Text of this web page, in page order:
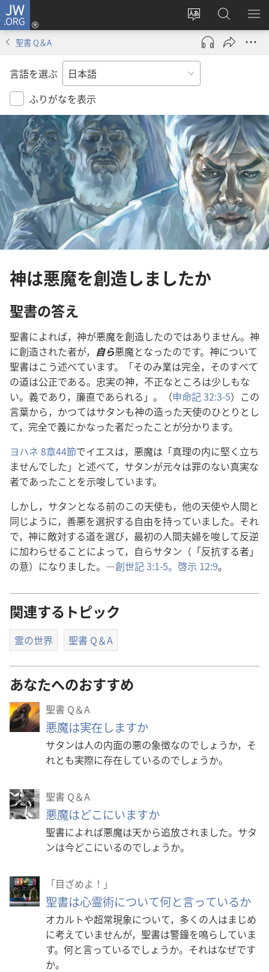
JW.ORG
サ
イ
ト
の
言
を
変
え
る
ロ
グ
ン
し
タ
ブ
で
開
く）
JW.ORG
の
検
メ
を
聖書 Q＆A
言語を選ぶ
ふりがなを表示
神は悪魔を創造しましたか
聖書の答え
聖書によれば， 神が悪魔を創造したのではありません。 神
に創造された者が， 自ら悪魔となったのです。 神について
聖書はこう述べています。「そのみ業は完全，そのすべて
の道は公正である。 忠実の神， 不正なところは少しもな
い。 義であり， 廉直であられる」。（申命記32:3-5）この
言葉から，かつてはサタンも神の造った天使のひとりとし
て， 完全で義にかなった者だったことが分かります。
ヨハネ 8章44節でイエスは， 悪魔は「真理の内に堅く 立ち
ませんでした」と述べて，サタンが元々は罪のない真実な
者であったことを示唆しています。
しかし，サタンとなる前のこの天使も， 他の天使や人間と
同じように， 善悪を選択する自由を持っていました。それ
で， 神に敵対する道を選び， 最初の人間夫婦を唆して反逆
に加わらせることによって， 自 らサタン（「反抗する者」
の意）になりました。―創世記3:1-5。 啓示 12:9。
関連するトピック
霊の世界 聖書 Q＆A
あなたへのおすすめ
聖書 Q＆A
悪魔は実在しますか
サタンは人の内面の悪の象徴なのでしょうか，そ
れとも実際に存在しているのでしょうか。
聖書 Q＆A
悪魔はどこにいますか
聖書によれば悪魔は天から追放されました。サタ
ンは今どこにいるのでしょうか。
「目ざめよ！」
聖書は心霊術について何と言っているか
オカルトや超常現象について，多くの人はまじめ
に考えていませんが，聖書は警鐘を鳴らしていま
す。何と言っているでしょうか。それはなぜです
か。